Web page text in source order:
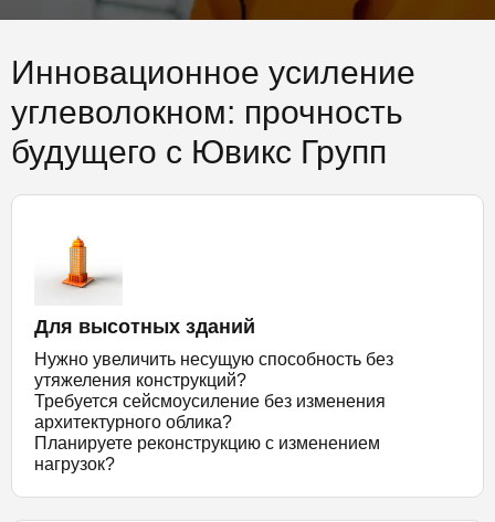
Инновационное усиление
углеволокном: прочность
будущего с Ювикс Групп
Для высотных зданий
Нужно увеличить несущую способность без
утяжеления конструкций?
Требуется сейсмоусиление без изменения
архитектурного облика?
Планируете реконструкцию с изменением
нагрузок?